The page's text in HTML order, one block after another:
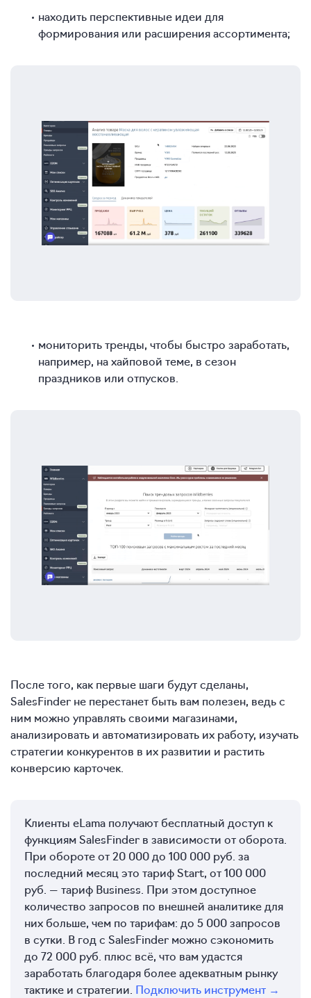
находить перспективные идеи для
формирования или расширения ассортимента;
мониторить тренды, чтобы быстро заработать,
например, на хайповой теме, в сезон
праздников или отпусков.
После того, как первые шаги будут сделаны,
SalesFinder не перестанет быть вам полезен, ведь с
ним можно управлять своими магазинами,
анализировать и автоматизировать их работу, изучать
стратегии конкурентов в их развитии и растить
конверсию карточек.
Клиенты eLama получают бесплатный доступ к
функциям SalesFinder в зависимости от оборота.
При обороте от 20 000 до 100 000 руб. за
последний месяц это тариф Start, от 100 000
руб. — тариф Business. При этом доступное
количество запросов по внешней аналитике для
них больше, чем по тарифам: до 5 000 запросов
в сутки. В год с SalesFinder можно сэкономить
до 72 000 руб. плюс всё, что вам удастся
заработать благодаря более адекватным рынку
тактике и стратегии. Подключить инструмент →